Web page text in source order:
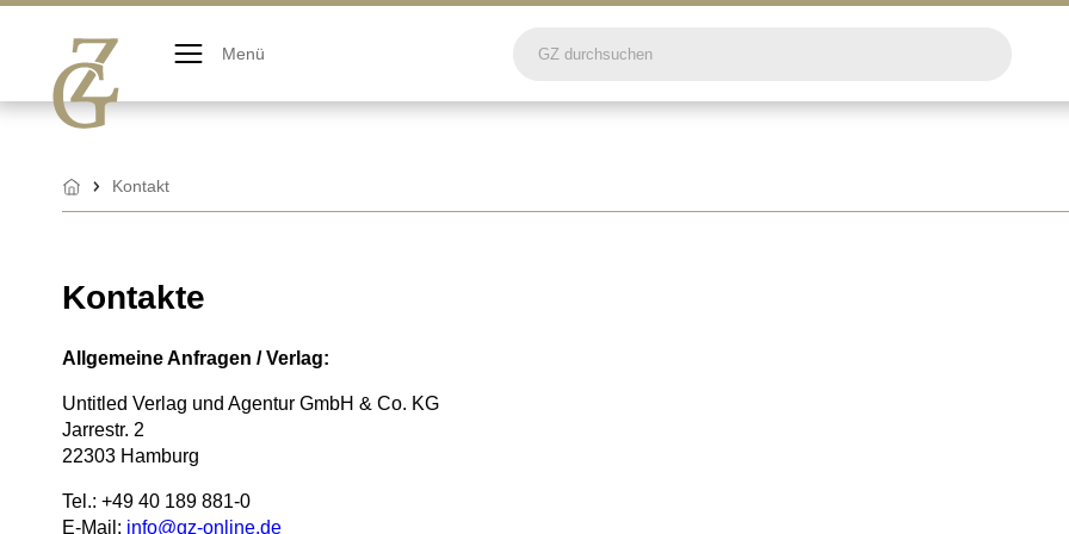
springen
Menü
StartseiteKontakt
Kontakte
Allgemeine Anfragen / Verlag:
Untitled Verlag und Agentur GmbH & Co. KG
Jarrestr. 2
22303 Hamburg
Tel.: +49 40 189 881-0
E-Mail: info@gz-online.de